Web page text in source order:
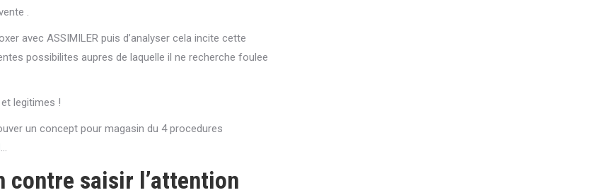
.
avec ASSIMILER puis d’analyser cela incite cette
possibilites aupres de laquelle il ne recherche foulee
legitimes !
un concept pour magasin du 4 procedures
contre saisir l’attention